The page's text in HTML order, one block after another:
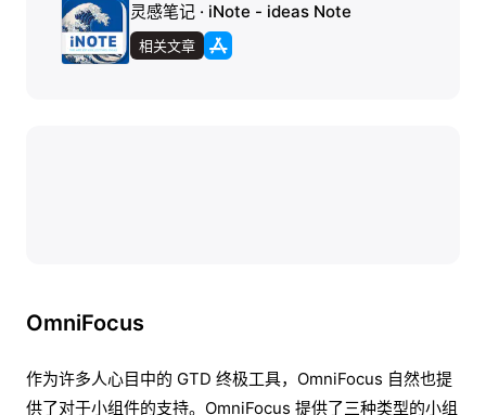
灵感笔记 · iNote - ideas Note
相关文章
OmniFocus
作为许多人心目中的 GTD 终极工具，OmniFocus 自然也提
供了对于小组件的支持。OmniFocus 提供了三种类型的小组